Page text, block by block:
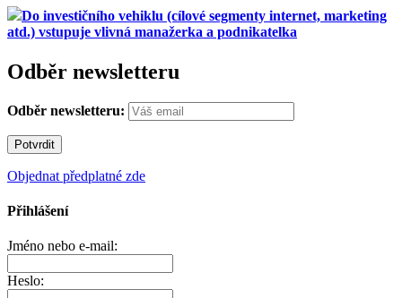
Do investičního vehiklu (cílové segmenty internet, marketing
atd.) vstupuje vlivná manažerka a podnikatelka
Odběr newsletteru
Odběr newsletteru:
Objednat předplatné zde
Přihlášení
Jméno nebo e-mail:
Heslo: